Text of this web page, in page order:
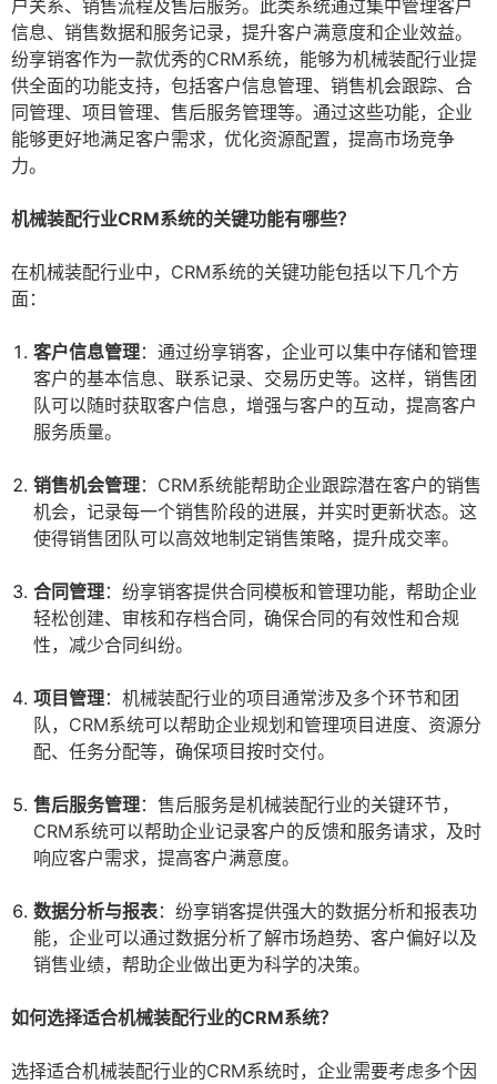
户关系、销售流程及售后服务。此类系统通过集中管理客户
信息、销售数据和服务记录，提升客户满意度和企业效益。
纷享销客作为一款优秀的CRM系统，能够为机械装配行业提
供全面的功能支持，包括客户信息管理、销售机会跟踪、合
同管理、项目管理、售后服务管理等。通过这些功能，企业
能够更好地满足客户需求，优化资源配置，提高市场竞争
力。
机械装配行业CRM系统的关键功能有哪些？
在机械装配行业中，CRM系统的关键功能包括以下几个方
面：
客户信息管理：通过纷享销客，企业可以集中存储和管理
客户的基本信息、联系记录、交易历史等。这样，销售团
队可以随时获取客户信息，增强与客户的互动，提高客户
服务质量。
销售机会管理：CRM系统能帮助企业跟踪潜在客户的销售
机会，记录每一个销售阶段的进展，并实时更新状态。这
使得销售团队可以高效地制定销售策略，提升成交率。
合同管理：纷享销客提供合同模板和管理功能，帮助企业
轻松创建、审核和存档合同，确保合同的有效性和合规
性，减少合同纠纷。
项目管理：机械装配行业的项目通常涉及多个环节和团
队，CRM系统可以帮助企业规划和管理项目进度、资源分
配、任务分配等，确保项目按时交付。
售后服务管理：售后服务是机械装配行业的关键环节，
CRM系统可以帮助企业记录客户的反馈和服务请求，及时
响应客户需求，提高客户满意度。
数据分析与报表：纷享销客提供强大的数据分析和报表功
能，企业可以通过数据分析了解市场趋势、客户偏好以及
销售业绩，帮助企业做出更为科学的决策。
如何选择适合机械装配行业的CRM系统？
选择适合机械装配行业的CRM系统时，企业需要考虑多个因